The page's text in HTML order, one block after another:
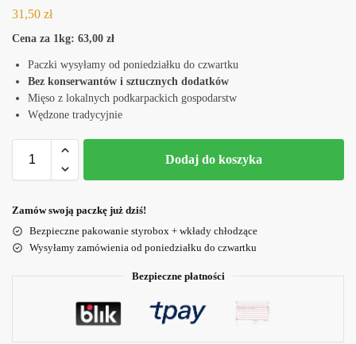
31,50 zł
Cena za 1kg: 63,00 zł
Paczki wysyłamy od poniedziałku do czwartku
Bez konserwantów i sztucznych dodatków
Mięso z lokalnych podkarpackich gospodarstw
Wędzone tradycyjnie
Dodaj do koszyka
Zamów swoją paczkę już dziś!
Bezpieczne pakowanie styrobox + wkłady chłodzące
Wysyłamy zamówienia od poniedziałku do czwartku
Bezpieczne płatności